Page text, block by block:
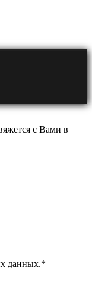
с Вами в
данных.*